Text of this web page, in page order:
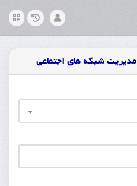
مدیریت شبکه های اجتماعی